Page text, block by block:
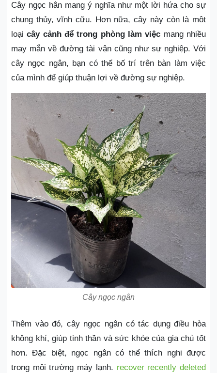
Cây ngọc hân mang ý nghĩa như một lời hứa cho sự
chung thủy, vĩnh cữu. Hơn nữa, cây này còn là một
loạicây cảnh để trong phòng làm việc mang nhiều
may mắn về đường tài vận cũng như sự nghiệp. Với
cây ngọc ngân, bạn có thể bố trí trên bàn làm việc
của mình để giúp thuận lợi về đường sự nghiệp.
Cây ngọc ngân
Thêm vào đó, cây ngọc ngân có tác dụng điều hòa
không khí, giúp tinh thần và sức khỏe của gia chủ tốt
hơn. Đặc biệt, ngọc ngân có thể thích nghi được
trong môi trường máy lạnh. recover recently deleted